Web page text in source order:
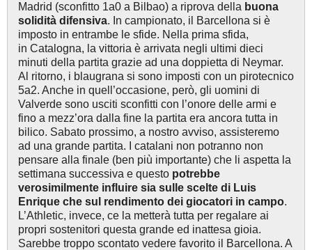
Madrid (sconfitto 1a0 a Bilbao) a riprova della buona
solidità difensiva. In campionato, il Barcellona si è
imposto in entrambe le sfide. Nella prima sfida,
in Catalogna, la vittoria è arrivata negli ultimi dieci
minuti della partita grazie ad una doppietta di Neymar.
Al ritorno, i blaugrana si sono imposti con un pirotecnico
5a2. Anche in quell’occasione, però, gli uomini di
Valverde sono usciti sconfitti con l’onore delle armi e
fino a mezz’ora dalla fine la partita era ancora tutta in
bilico. Sabato prossimo, a nostro avviso, assisteremo
ad una grande partita. I catalani non potranno non
pensare alla finale (ben più importante) che li aspetta la
settimana successiva e questo potrebbe
verosimilmente influire sia sulle scelte di Luis
Enrique che sul rendimento dei giocatori in campo.
L’Athletic, invece, ce la metterà tutta per regalare ai
propri sostenitori questa grande ed inattesa gioia.
Sarebbe troppo scontato vedere favorito il Barcellona. A